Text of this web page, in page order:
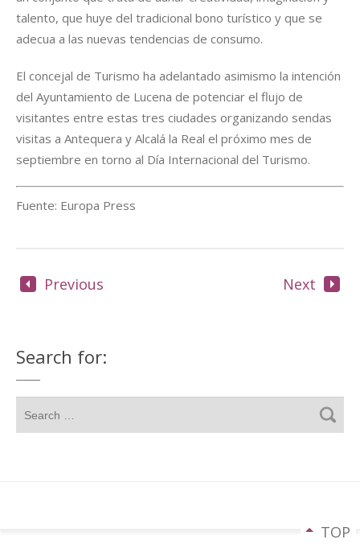
talento, que huye del tradicional bono turístico y que se
adecua a las nuevas tendencias de consumo.
El concejal de Turismo ha adelantado asimismo la intención
del Ayuntamiento de Lucena de potenciar el flujo de
visitantes entre estas tres ciudades organizando sendas
visitas a Antequera y Alcalá la Real el próximo mes de
septiembre en torno al Día Internacional del Turismo.
Fuente: Europa Press
Previous Next
Search for:
TOP